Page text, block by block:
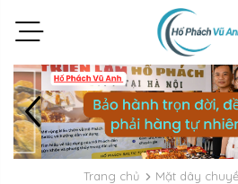
Trang chủ
Mặt dây